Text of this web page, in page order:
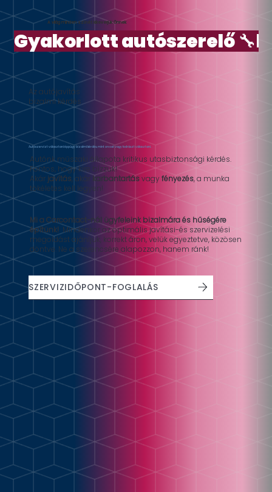
A világ minden színét kikeverjük Önnek
Gyakorlott autószerelő
Az autójavítás
bizalmi kérdés
Autószervizt választani éppúgy bizalmi kérdés, mint orvost vagy fodrászt választani.
Autónk műszaki állapota kritikus utasbiztonsági kérdés.
Fontos, hogy kire bízzuk!
Akár javítás , akár karbantartásvagyfényezés, a munka
tökéletes kell legyen!
Mi a Carcontact-nál ügyfeleink bizalmára és hűségére
építünk! Mindenkor az optimális javítási-és szervizelési
megoldást ajánljuk, korrekt áron, velük egyeztetve, közösen
döntve. Ne a szerencsére alapozzon, hanem ránk!
SZERVIZIDŐPONT-FOGLALÁS